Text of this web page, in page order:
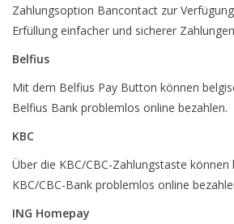
Zahlungsoption Bancontact zur
Erfüllung einfacher und sicherer
Belfius
Mit dem Belfius Pay Button können
Belfius Bank problemlos online bezahlen.
KBC
Über die KBC/CBC-Zahlungstaste können
KBC/CBC-Bank problemlos online
ING Homepay